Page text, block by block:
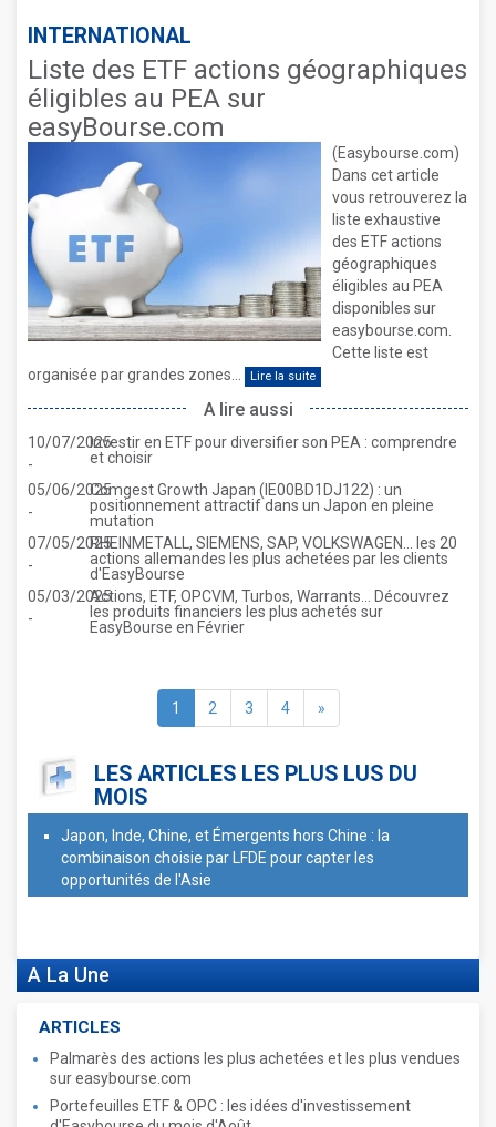
INTERNATIONAL
Liste des ETF actions géographiques
éligibles au PEA sur
easyBourse.com
(Easybourse.com)
Dans cet article
vous retrouverez la
liste exhaustive
des ETF actions
géographiques
éligibles au PEA
disponibles sur
easybourse.com.
Cette liste est
organisée par grandes zones...
Lire la suite
A lire aussi
10/07/2025
-
Investir en ETF pour diversifier son PEA : comprendre
et choisir
05/06/2025
-
Comgest Growth Japan (IE00BD1DJ122) : un
positionnement attractif dans un Japon en pleine
mutation
07/05/2025
-
RHEINMETALL, SIEMENS, SAP, VOLKSWAGEN... les 20
actions allemandes les plus achetées par les clients
d'EasyBourse
05/03/2025
-
Actions, ETF, OPCVM, Turbos, Warrants... Découvrez
les produits financiers les plus achetés sur
EasyBourse en Février
1 2 3 4 »
LES ARTICLES LES PLUS LUS DU
MOIS
Japon, Inde, Chine, et Émergents hors Chine : la
combinaison choisie par LFDE pour capter les
opportunités de l'Asie
A La Une
ARTICLES
Palmarès des actions les plus achetées et les plus vendues
sur easybourse.com
Portefeuilles ETF & OPC : les idées d'investissement